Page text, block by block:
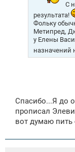
С
результата!
Фольку
Метипред,
у Елены
назначений
Спасибо...Я до
прописал
вот думаю пить